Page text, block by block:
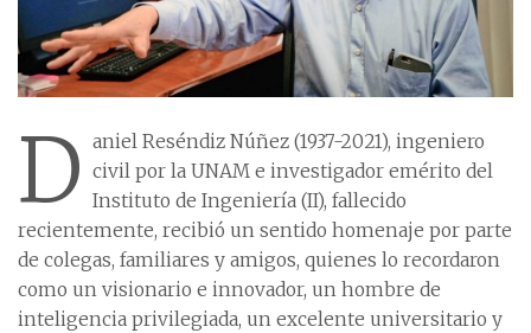
D aniel Reséndiz Núñez (1937-2021), ingeniero
civil por la UNAM e investigador emérito del
Instituto de Ingeniería (II), fallecido
recientemente, recibió un sentido homenaje por parte
de colegas, familiares y amigos, quienes lo recordaron
como un visionario e innovador, un hombre de
inteligencia privilegiada, un excelente universitario y